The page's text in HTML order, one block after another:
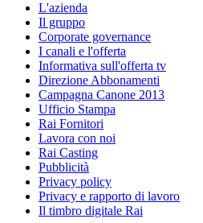
L'azienda
Il gruppo
Corporate governance
I canali e l'offerta
Informativa sull'offerta tv
Direzione Abbonamenti
Campagna Canone 2013
Ufficio Stampa
Rai Fornitori
Lavora con noi
Rai Casting
Pubblicità
Privacy policy
Privacy e rapporto di lavoro
Il timbro digitale Rai